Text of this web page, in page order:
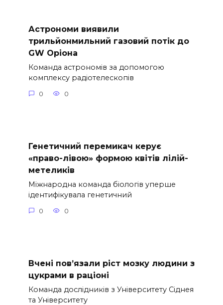
Астрономи виявили
трильйонмильний газовий потік до
GW Оріона
Команда астрономів за допомогою
комплексу радіотелескопів
0 0
Генетичний перемикач керує
«право-лівою» формою квітів лілій-
метеликів
Міжнародна команда біологів уперше
ідентифікувала генетичний
0 0
Вчені пов’язали ріст мозку людини з
цукрами в раціоні
Команда дослідників з Університету Сіднея
та Університету